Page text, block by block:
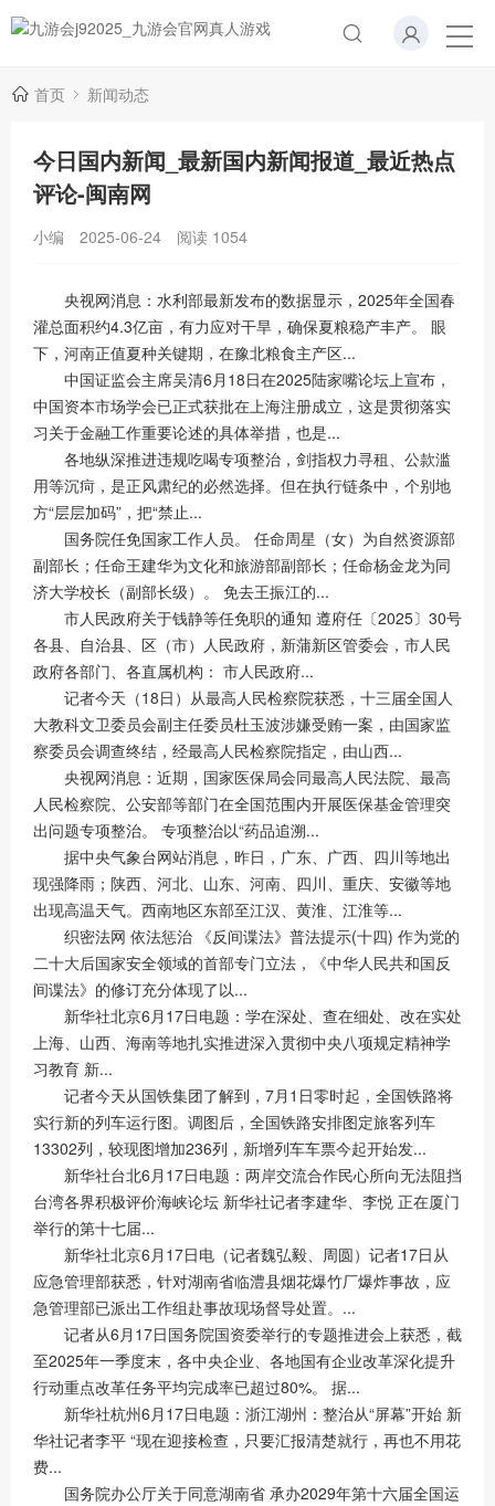
首页 新闻动态
今日国内新闻_最新国内新闻报道_最近热点
评论-闽南网
小编 2025-06-24 阅读 1054
央视网消息：水利部最新发布的数据显示，2025年全国春
灌总面积约4.3亿亩，有力应对干旱，确保夏粮稳产丰产。 眼
下，河南正值夏种关键期，在豫北粮食主产区...
中国证监会主席吴清6月18日在2025陆家嘴论坛上宣布，
中国资本市场学会已正式获批在上海注册成立，这是贯彻落实
习关于金融工作重要论述的具体举措，也是...
各地纵深推进违规吃喝专项整治，剑指权力寻租、公款滥
用等沉疴，是正风肃纪的必然选择。但在执行链条中，个别地
方“层层加码”，把“禁止...
国务院任免国家工作人员。 任命周星（女）为自然资源部
副部长；任命王建华为文化和旅游部副部长；任命杨金龙为同
济大学校长（副部长级）。 免去王振江的...
市人民政府关于钱静等任免职的通知 遵府任〔2025〕30号
各县、自治县、区（市）人民政府，新蒲新区管委会，市人民
政府各部门、各直属机构： 市人民政府...
记者今天（18日）从最高人民检察院获悉，十三届全国人
大教科文卫委员会副主任委员杜玉波涉嫌受贿一案，由国家监
察委员会调查终结，经最高人民检察院指定，由山西...
央视网消息：近期，国家医保局会同最高人民法院、最高
人民检察院、公安部等部门在全国范围内开展医保基金管理突
出问题专项整治。 专项整治以“药品追溯...
据中央气象台网站消息，昨日，广东、广西、四川等地出
现强降雨；陕西、河北、山东、河南、四川、重庆、安徽等地
出现高温天气。西南地区东部至江汉、黄淮、江淮等...
织密法网 依法惩治 《反间谍法》普法提示(十四) 作为党的
二十大后国家安全领域的首部专门立法，《中华人民共和国反
间谍法》的修订充分体现了以...
新华社北京6月17日电题：学在深处、查在细处、改在实处
上海、山西、海南等地扎实推进深入贯彻中央八项规定精神学
习教育 新...
记者今天从国铁集团了解到，7月1日零时起，全国铁路将
实行新的列车运行图。调图后，全国铁路安排图定旅客列车
13302列，较现图增加236列，新增列车车票今起开始发...
新华社台北6月17日电题：两岸交流合作民心所向无法阻挡
台湾各界积极评价海峡论坛 新华社记者李建华、李悦 正在厦门
举行的第十七届...
新华社北京6月17日电（记者魏弘毅、周圆）记者17日从
应急管理部获悉，针对湖南省临澧县烟花爆竹厂爆炸事故，应
急管理部已派出工作组赴事故现场督导处置。...
记者从6月17日国务院国资委举行的专题推进会上获悉，截
至2025年一季度末，各中央企业、各地国有企业改革深化提升
行动重点改革任务平均完成率已超过80%。 据...
新华社杭州6月17日电题：浙江湖州：整治从“屏幕”开始 新
华社记者李平 “现在迎接检查，只要汇报清楚就行，再也不用花
费...
国务院办公厅关于同意湖南省 承办2029年第十六届全国运